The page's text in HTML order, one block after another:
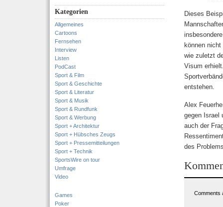
Kategorien
Allgemeines
Cartoons
Fernsehen
Interview
Listen
PodCast
Sport & Film
Sport & Geschichte
Sport & Literatur
Sport & Musik
Sport & Rundfunk
Sport & Werbung
Sport + Architektur
Sport + Hübsches Zeugs
Sport + Pressemitteilungen
Sport + Technik
SportsWire on tour
Umfrage
Video
Games
Poker
Dieses
können
wie zuletzt
Visum
entstehen.
Alex
gegen Israel
auch der
des
Comments